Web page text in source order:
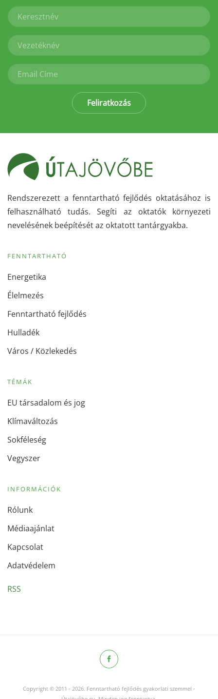
Feliratkozás
Rendszerezett a fenntartható fejlődés oktatásához is
felhasználható tudás. Segíti az oktatók környezeti
nevelésének beépítését az oktatott tantárgyakba.
FENNTARTHATÓ
Energetika
Élelmezés
Fenntartható fejlődés
Hulladék
Város / Közlekedés
TÉMÁK
EU társadalom és jog
Klímaváltozás
Sokféleség
Vegyszer
INFORMÁCIÓK
Rólunk
Médiaajánlat
Kapcsolat
Adatvédelem
RSS
Copyright © 2011 - 2026. Fenntartható fejlődés gyakorlati szemmel -